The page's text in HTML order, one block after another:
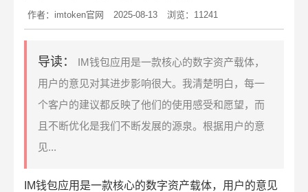
作者：imtoken官网 2025-08-13 浏览：11241
导读：
IM钱包应用是一款核心的数字资产载体，
用户的意见对其进步影响很大。我清楚明白，每一
个客户的建议都反映了他们的使用感受和愿望，而
且不断优化是我们不断发展的源泉。根据用户的意
见...
IM钱包应用 是一款核心的数字资产载体，用户的意见